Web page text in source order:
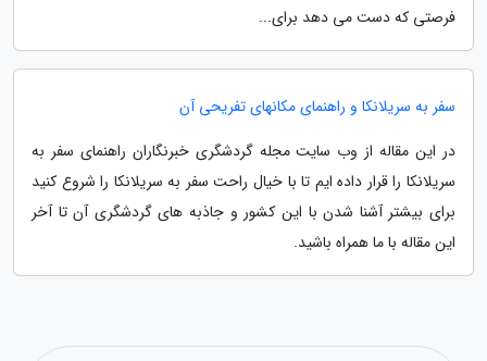
فرصتی که دست می دهد برای...
سفر به سریلانکا و راهنمای مکانهای تفریحی آن
در این مقاله از وب سایت مجله گردشگری خبرنگاران راهنمای سفر به
سریلانکا را قرار داده ایم تا با خیال راحت سفر به سریلانکا را شروع کنید
برای بیشتر آشنا شدن با این کشور و جاذبه های گردشگری آن تا آخر
این مقاله با ما همراه باشید.